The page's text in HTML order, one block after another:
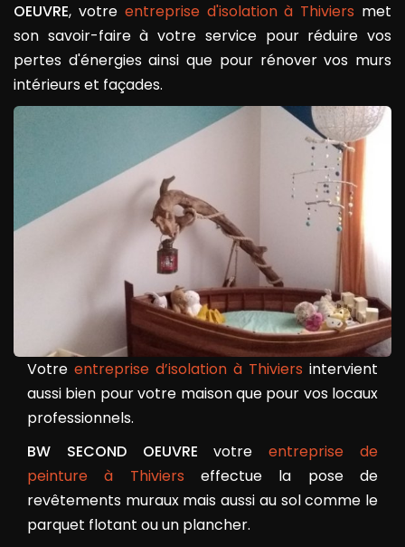
OEUVRE, votre entreprise d'isolation à Thiviers met
son savoir-faire à votre service pour réduire vos
pertes d'énergies ainsi que pour rénover vos murs
intérieurs et façades.
Votre entreprise d’isolation à Thiviers intervient
aussi bien pour votre maison que pour vos locaux
professionnels.
BW SECOND OEUVRE votreentreprise de
peinture à Thiviers effectue la pose de
revêtements muraux mais aussi au sol comme le
parquet flotant ou un plancher.